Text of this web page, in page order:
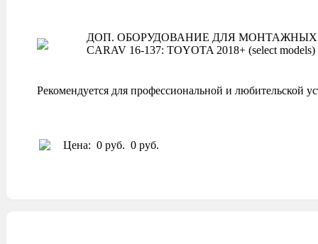
ДОП. ОБОРУДОВАНИЕ ДЛЯ МОНТАЖНЫХ
CARAV 16-137: TOYOTA 2018+ (select models)
Рекомендуется для профессиональной и любительской
Цена: 0 руб. 0 руб.